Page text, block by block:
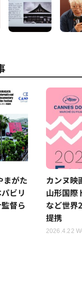
まがた
ビリ
督ら
カンヌ映
山形国際
など世界
提携
2026.4.22